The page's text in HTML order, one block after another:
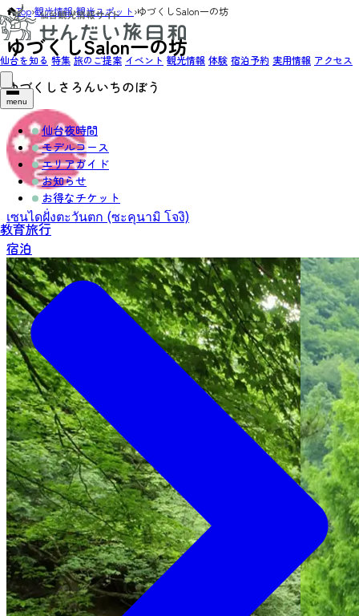
仙台を知る 特集 旅のご提案 イベント 観光情報 体験 宿泊予約 実用情報 アクセス
menu
仙台夜時間
モデルコース
エリアガイド
お知らせ
お得なチケット
教育旅行
Top›観光情報›観光スポット›ゆづくしSalon一の坊
ゆづくしSalon一の坊
ゆづくしさろんいちのぼう
เซนไดฝั่งตะวันตก (ซะคุนามิ โจงิ)
宿泊